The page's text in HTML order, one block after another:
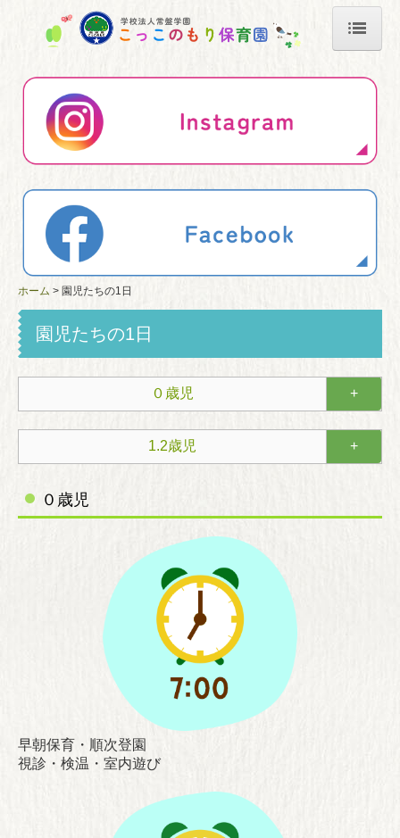
園について
年間行事
園児たちの1日
採用情報
リンク
お問い合わせ
すくわくプログラム
ホーム 園児たちの1日
園児たちの1日
０歳児 +
1.2歳児 +
０歳児
早朝保育・順次登園
視診・検温・室内遊び